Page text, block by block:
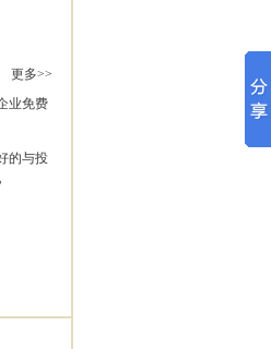
更多>>
业免费
的与投